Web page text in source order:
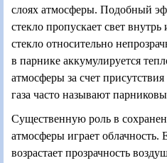
слоях атмосферы. Подобный
стекло пропускает свет
стекло относительно
в парнике аккумулируется
атмосферы за счет
газа часто называют
Существенную роль в
атмосферы играет облачность.
возрастает прозрачность